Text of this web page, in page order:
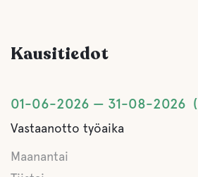
Lemmikki eläinten tilat
Kausitiedot
01-06-2026 31-08-2026
Vastaanotto työaika
Maanantai